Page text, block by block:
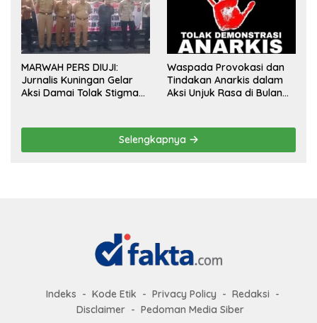
MARWAH PERS DIUJI:
Jurnalis Kuningan Gelar
Aksi Damai Tolak Stigma
Wartawan
Waspada Provokasi dan
Tindakan Anarkis dalam
Aksi Unjuk Rasa di Bulan
Selengkapnya
Indeks Kode Etik Privacy Policy
Redaksi
Disclaimer
Pedoman Media Siber